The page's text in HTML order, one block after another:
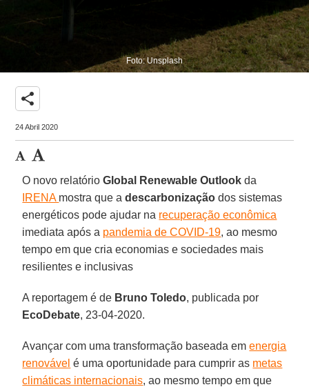
Foto: Unsplash
share
24 Abril 2020
O novo relatórioGlobal Renewable Outlook da
IRENA mostra que adescarbonização dos sistemas
energéticos pode ajudar na recuperação econômica
imediata após a pandemia de COVID-19, ao mesmo
tempo em que cria economias e sociedades mais
resilientes e inclusivas
A reportagem é de Bruno Toledo, publicada por
EcoDebate, 23-04-2020.
Avançar com uma transformação baseada emenergia
renovável é uma oportunidade para cumprir as metas
climáticas internacionais, ao mesmo tempo em que